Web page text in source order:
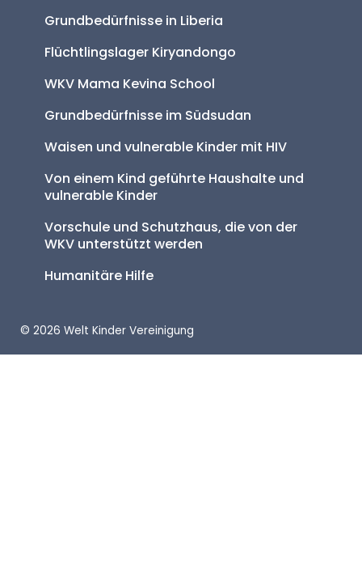
Grundbedürfnisse in Liberia
Flüchtlingslager Kiryandongo
WKV Mama Kevina School
Grundbedürfnisse im Südsudan
Waisen und vulnerable Kinder mit HIV
Von einem Kind geführte Haushalte und
vulnerable Kinder
Vorschule und Schutzhaus, die von der
WKV unterstützt werden
Humanitäre Hilfe
© 2026 Welt Kinder Vereinigung